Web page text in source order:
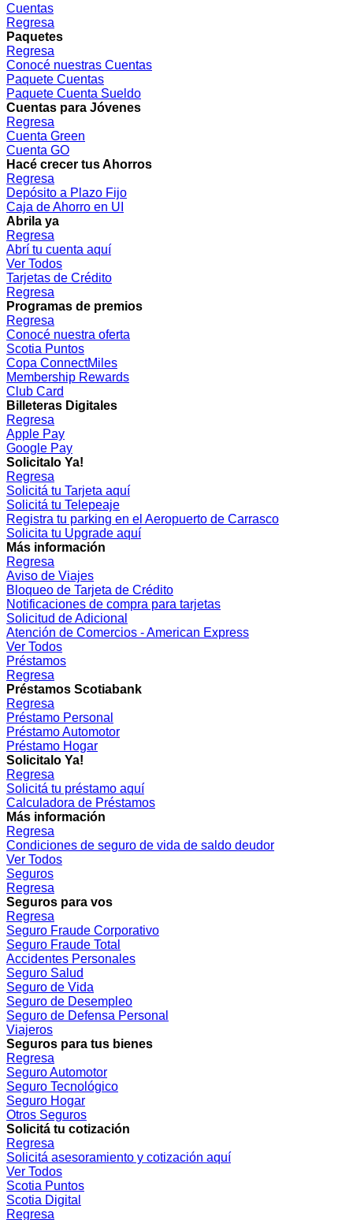
Cuentas
Regresa
Paquetes
Regresa
Conocé nuestras Cuentas
Paquete Cuentas
Paquete Cuenta Sueldo
Cuentas para Jóvenes
Regresa
Cuenta Green
Cuenta GO
Hacé crecer tus Ahorros
Regresa
Depósito a Plazo Fijo
Caja de Ahorro en UI
Abrila ya
Regresa
Abrí tu cuenta aquí
Ver Todos
Tarjetas de Crédito
Regresa
Programas de premios
Regresa
Conocé nuestra oferta
Scotia Puntos
Copa ConnectMiles
Membership Rewards
Club Card
Billeteras Digitales
Regresa
Apple Pay
Google Pay
Solicitalo Ya!
Regresa
Solicitá tu Tarjeta aquí
Solicitá tu Telepeaje
Registra tu parking en el Aeropuerto de Carrasco
Solicita tu Upgrade aquí
Más información
Regresa
Aviso de Viajes
Bloqueo de Tarjeta de Crédito
Notificaciones de compra para tarjetas
Solicitud de Adicional
Atención de Comercios - American Express
Ver Todos
Préstamos
Regresa
Préstamos Scotiabank
Regresa
Préstamo Personal
Préstamo Automotor
Préstamo Hogar
Solicitalo Ya!
Regresa
Solicitá tu préstamo aquí
Calculadora de Préstamos
Más información
Regresa
Condiciones de seguro de vida de saldo deudor
Ver Todos
Seguros
Regresa
Seguros para vos
Regresa
Seguro Fraude Corporativo
Seguro Fraude Total
Accidentes Personales
Seguro Salud
Seguro de Vida
Seguro de Desempleo
Seguro de Defensa Personal
Viajeros
Seguros para tus bienes
Regresa
Seguro Automotor
Seguro Tecnológico
Seguro Hogar
Otros Seguros
Solicitá tu cotización
Regresa
Solicitá asesoramiento y cotización aquí
Ver Todos
Scotia Puntos
Scotia Digital
Regresa